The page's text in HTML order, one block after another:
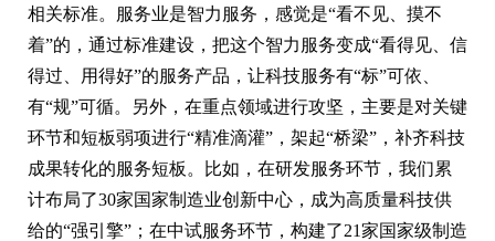
相关标准。服务业是智力服务，感觉是“看不见、摸不
着”的，通过标准建设，把这个智力服务变成“看得见、信
得过、用得好”的服务产品，让科技服务有“标”可依、
有“规”可循。另外，在重点领域进行攻坚，主要是对关键
环节和短板弱项进行“精准滴灌”，架起“桥梁”，补齐科技
成果转化的服务短板。比如，在研发服务环节，我们累
计布局了30家国家制造业创新中心，成为高质量科技供
给的“强引擎”；在中试服务环节，构建了21家国家级制造